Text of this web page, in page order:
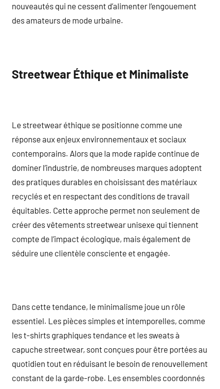
nouveautés qui ne cessent d’alimenter l’engouement
des amateurs de mode urbaine.
Streetwear Éthique et Minimaliste
Le streetwear éthique se positionne comme une
réponse aux enjeux environnementaux et sociaux
contemporains. Alors que la mode rapide continue de
dominer l’industrie, de nombreuses marques adoptent
des pratiques durables en choisissant des matériaux
recyclés et en respectant des conditions de travail
équitables. Cette approche permet non seulement de
créer des vêtements streetwear unisexe qui tiennent
compte de l’impact écologique, mais également de
séduire une clientèle consciente et engagée.
Dans cette tendance, le minimalisme joue un rôle
essentiel. Les pièces simples et intemporelles, comme
les t-shirts graphiques tendance et les sweats à
capuche streetwear, sont conçues pour être portées au
quotidien tout en réduisant le besoin de renouvellement
constant de la garde-robe. Les ensembles coordonnés